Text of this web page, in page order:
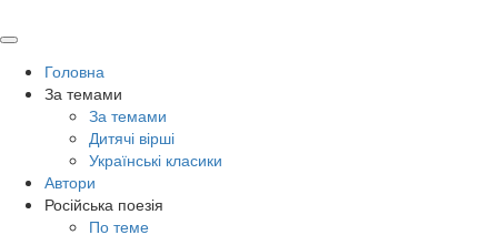
Головна
За темами
За темами
Дитячі вірші
Українські класики
Автори
Російська поезія
По теме